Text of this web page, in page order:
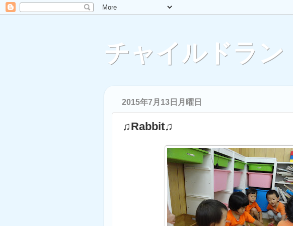
チャイルドラ
2015年7月13日月曜日
♫Rabbit♫